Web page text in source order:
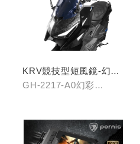
KRV競技型短風鏡-幻彩
藍/燻黑
GH-2217-A0幻彩